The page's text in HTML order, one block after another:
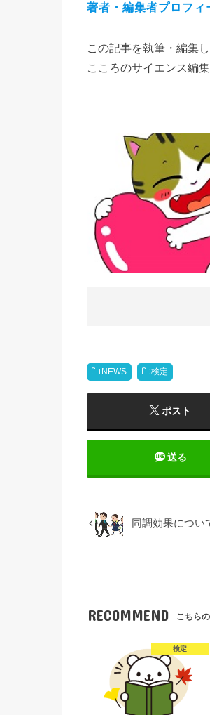
著者・編集者プロフィ
この記事を執筆・編集
こころのサイエンス編
NEWS 検定
ポスト
送る
同調効果につい
RECOMMEND こちら
検定